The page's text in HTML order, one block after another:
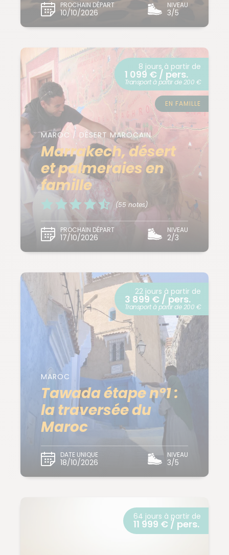
PROCHAIN DÉPART
10/10/2026
NIVEAU
3/5
MAROC / DÉSERT MAROCAIN
Marrakech, désert
et palmeraies en
famille
(55 notes)
PROCHAIN DÉPART
17/10/2026
NIVEAU
2/3
8 jours à partir de
1 099 € / pers.
Transport à partir de 200 €
EN FAMILLE
MAROC
Tawada étape n°1 :
la traversée du
Maroc
DATE UNIQUE
18/10/2026
NIVEAU
3/5
22 jours à partir de
3 899 € / pers.
Transport à partir de 200 €
64 jours à partir de
11 999 € / pers.